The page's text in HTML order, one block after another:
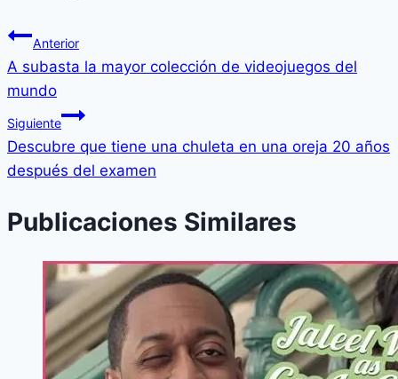
Anterior
A subasta la mayor colección de videojuegos del
mundo
Siguiente
Descubre que tiene una chuleta en una oreja 20 años
después del examen
Publicaciones Similares